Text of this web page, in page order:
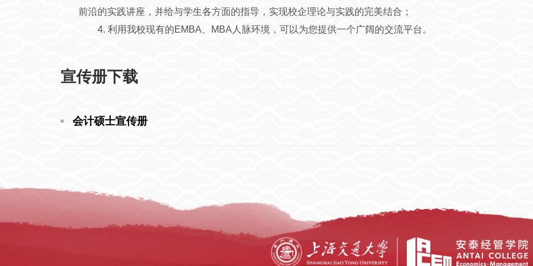
前沿的实践讲座，并给与学生各方面的指导，实现校企理论与实践的完美结合；
4. 利用我校现有的EMBA、MBA人脉环境，可以为您提供一个广阔的交流平台。
宣传册下载
会计硕士宣传册